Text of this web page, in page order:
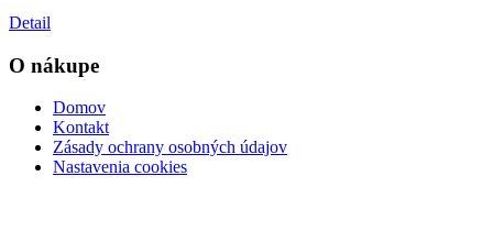
Detail
O nákupe
Domov
Kontakt
Zásady ochrany osobných údajov
Nastavenia cookies